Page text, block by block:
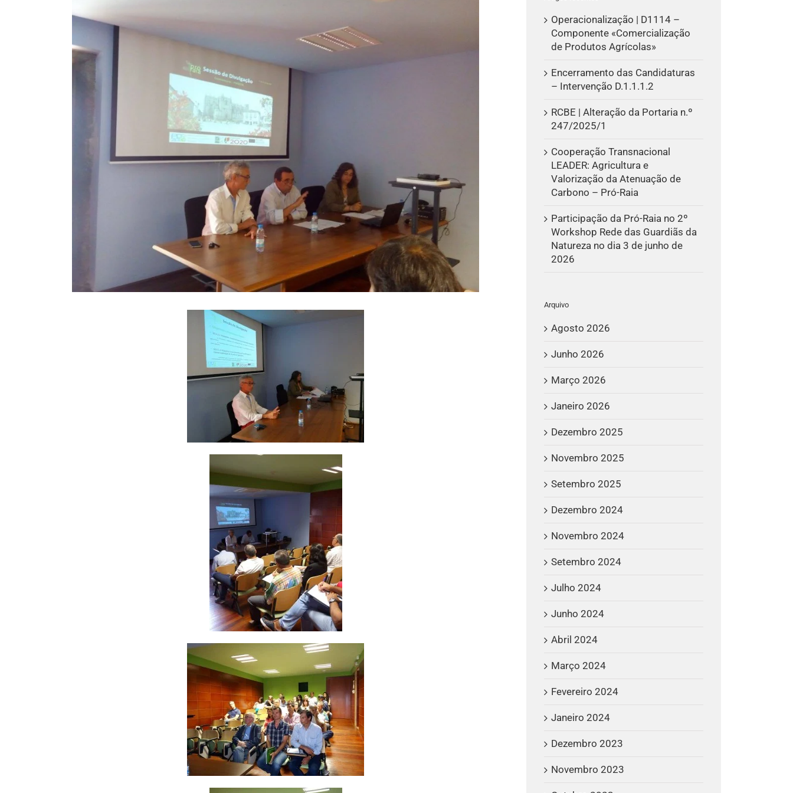
Image
Operacionalização | D1114 –
Componente «Comercialização
de Produtos Agrícolas»
Encerramento das Candidaturas
– Intervenção D.1.1.1.2
RCBE | Alteração da Portaria n.º
247/2025/1
Cooperação Transnacional
LEADER: Agricultura e
Valorização da Atenuação de
Carbono – Pró-Raia
Participação da Pró-Raia no 2º
Workshop Rede das Guardiãs da
Natureza no dia 3 de junho de
2026
Arquivo
Agosto 2026
Junho 2026
Março 2026
Janeiro 2026
Dezembro 2025
Novembro 2025
Setembro 2025
Dezembro 2024
Novembro 2024
Setembro 2024
Julho 2024
Junho 2024
Abril 2024
Março 2024
Fevereiro 2024
Janeiro 2024
Dezembro 2023
Novembro 2023